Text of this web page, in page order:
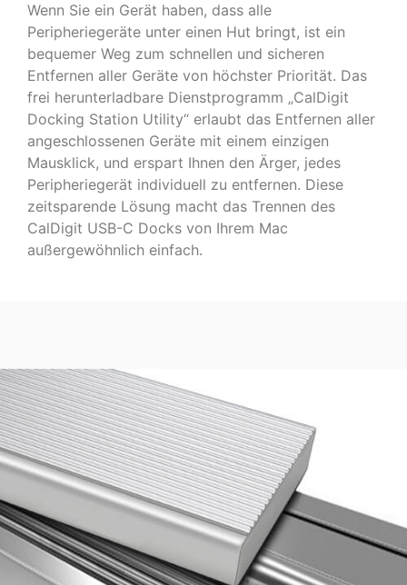
Wenn Sie ein Gerät haben, dass alle
Peripheriegeräte unter einen Hut bringt, ist ein
bequemer Weg zum schnellen und sicheren
Entfernen aller Geräte von höchster Priorität. Das
frei herunterladbare Dienstprogramm „CalDigit
Docking Station Utility“ erlaubt das Entfernen aller
angeschlossenen Geräte mit einem einzigen
Mausklick, und erspart Ihnen den Ärger, jedes
Peripheriegerät individuell zu entfernen. Diese
zeitsparende Lösung macht das Trennen des
CalDigit USB-C Docks von Ihrem Mac
außergewöhnlich einfach.